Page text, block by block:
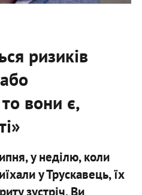
ризиків
вони є,
у неділю, коли
у Трускавець, їх
зустріч. Ви